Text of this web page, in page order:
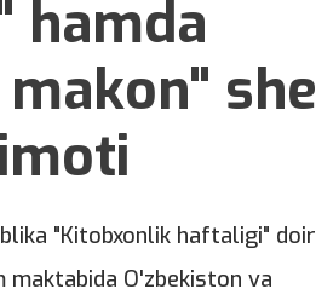
hamda
"Kitobxonlik haftaligi"
maktabida O'zbekiston va